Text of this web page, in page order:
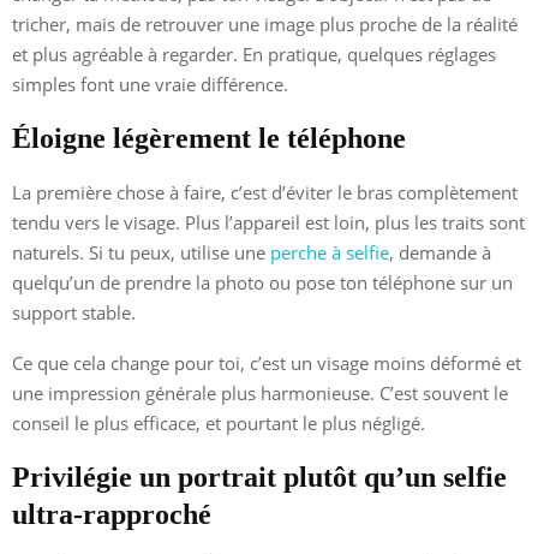
tricher, mais de retrouver une image plus proche de la réalité
et plus agréable à regarder. En pratique, quelques réglages
simples font une vraie différence.
Éloigne légèrement le téléphone
La première chose à faire, c’est d’éviter le bras complètement
tendu vers le visage. Plus l’appareil est loin, plus les traits sont
naturels. Si tu peux, utilise une perche à selfie, demande à
quelqu’un de prendre la photo ou pose ton téléphone sur un
support stable.
Ce que cela change pour toi, c’est un visage moins déformé et
une impression générale plus harmonieuse. C’est souvent le
conseil le plus efficace, et pourtant le plus négligé.
Privilégie un portrait plutôt qu’un selfie
ultra-rapproché